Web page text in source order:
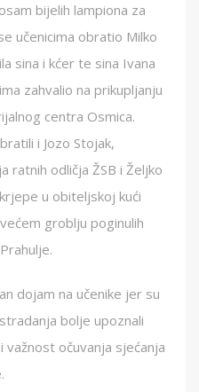
bijelih lampiona za
učenicima obratio Milko
sina i kćer te sina Ivana
zahvalio na prikupljanju
centra Osmica.
i Jozo Stojak,
ratnih odličja ŽSB i Željko
u obiteljskoj kući
groblju poginulih
dojam na učenike jer su
bolje upoznali
očuvanja sjećanja